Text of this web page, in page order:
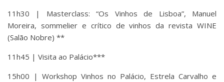
11h30 | Masterclass: “Os Vinhos de Lisboa”, Manuel
Moreira, sommelier e crítico de vinhos da revista WINE
(Salão Nobre) **
11h45 | Visita ao Palácio***
15h00 | Workshop Vinhos no Palácio, Estrela Carvalho e